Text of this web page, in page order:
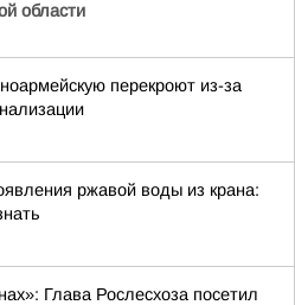
области
перекроют из-за
ржавой воды из крана:
Глава Рослесхоза посетил